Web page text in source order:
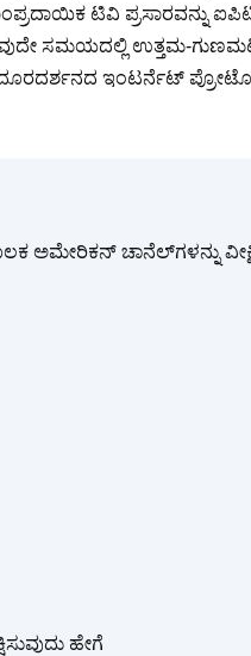
ಟಿವಿ ಪ್ರಸಾರವನ್ನು
ಸಮಯದಲ್ಲಿ ಉತ್ತಮ-
ಇಂಟರ್ನೆಟ್
ಅಮೇರಿಕನ್ ಚಾನೆಲ್‌ಗಳನ್ನು
ಹೇಗೆ